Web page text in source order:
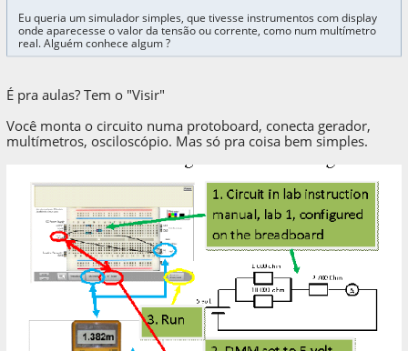
Eu queria um simulador simples, que tivesse instrumentos com display
onde aparecesse o valor da tensão ou corrente, como num multímetro
real. Alguém conhece algum ?
É pra aulas? Tem o "Visir"
Você monta o circuito numa protoboard, conecta gerador,
multímetros, osciloscópio. Mas só pra coisa bem simples.